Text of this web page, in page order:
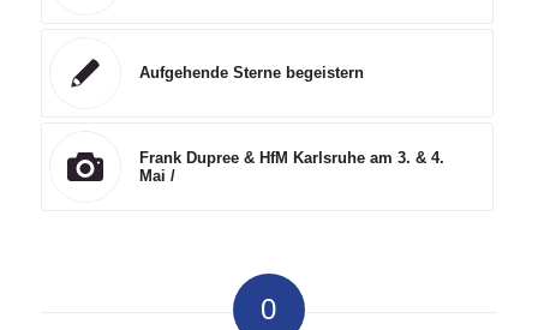
Aufgehende Sterne begeistern
Frank Dupree & HfM Karlsruhe am 3. & 4.
Mai /
0